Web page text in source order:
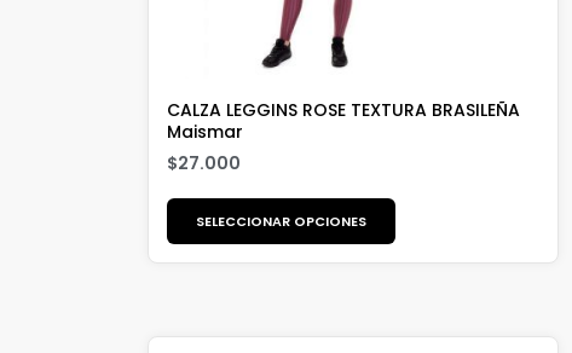
CALZA LEGGINS ROSE TEXTURA BRASILEÑA
Maismar
$27.000
SELECCIONAR OPCIONES